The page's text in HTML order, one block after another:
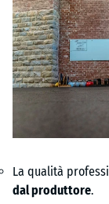
La qualità
dal produttore.